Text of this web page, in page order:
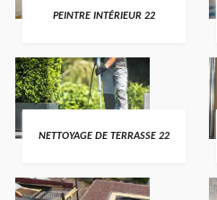
PEINTRE INTÉRIEUR 22
NETTOYAGE DE TERRASSE 22